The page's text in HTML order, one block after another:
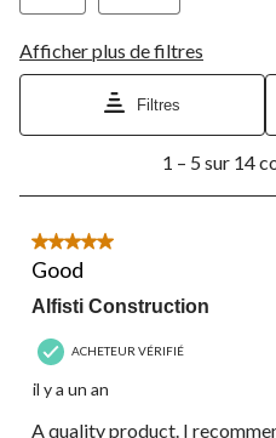
Afficher plus de filtres
Filtres
5
14
commentaire.
1 – 5 sur 14
5 étoile(s) sur 5.
Good
Alfisti Construction
ACHETEUR VÉRIFIÉ
il y a un an
A quality product. I